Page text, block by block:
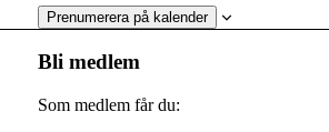
Prenumerera på kalender
Bli medlem
Som medlem får du: